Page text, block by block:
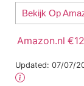
Bekijk Op
Amazon.nl
Updated: 07/07/